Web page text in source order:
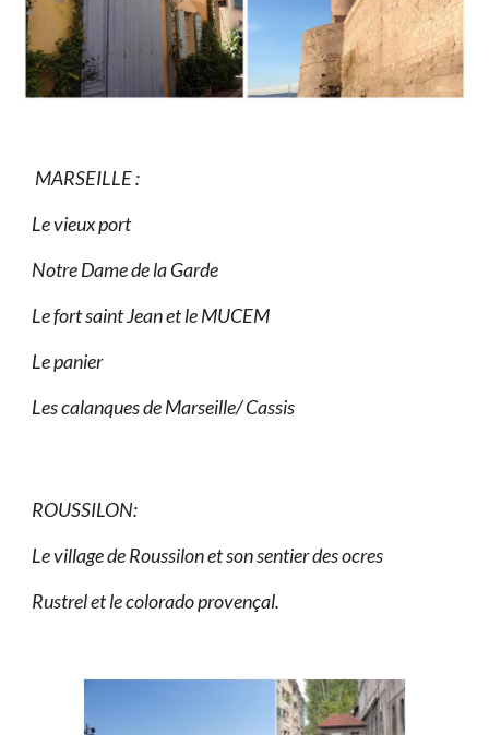
MARSEILLE :
Le vieux port
Notre Dame de la Garde
Le fort saint Jean et le MUCEM
Le panier
Les calanques de Marseille/ Cassis
ROUSSILON:
Le village de Roussilon et son sentier des ocres
Rustrel et le colorado provençal.